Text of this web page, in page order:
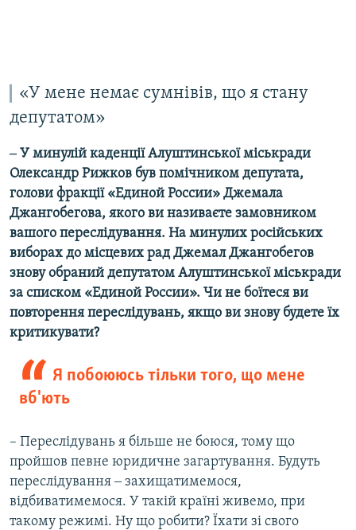
«У мене немає сумнівів, що я стану
депутатом»
‒ У минулій каденції Алуштинської міськради
Олександр Рижков був помічником депутата,
голови фракції «Единой России» Джемала
Джангобегова, якого ви називаєте замовником
вашого переслідування. На минулих російських
виборах до місцевих рад Джемал Джангобегов
знову обраний депутатом Алуштинської міськради
за списком «Единой России». Чи не боїтеся ви
повторення переслідувань, якщо ви знову будете їх
критикувати?
Я побоююсь тільки того, що мене
вб'ють
– Переслідувань я більше не боюся, тому що
пройшов певне юридичне загартування. Будуть
переслідування ‒ захищатимемося,
відбиватимемося. У такій країні живемо, при
такому режимі. Ну що робити? Їхати зі свого